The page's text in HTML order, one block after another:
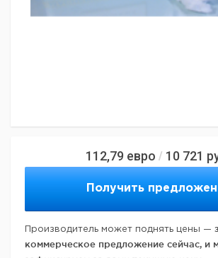
112,79 евро / 10 721
Получить
Производитель может поднять цены —
коммерческое предложение сейчас, и